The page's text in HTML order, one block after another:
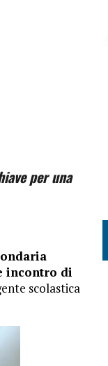
per una
incontro di
scolastica